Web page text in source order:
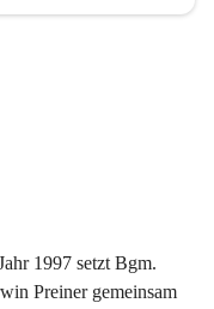
1997 setzt Bgm.
Preiner gemeinsam